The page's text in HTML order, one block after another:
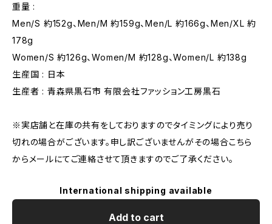
重量 :
Men/S 約152g、Men/M 約159g、Men/L 約166g、Men/XL 約
178g
Women/S 約126g、Women/M 約128g、Women/L 約138g
生産国 : 日本
生産者 : 青森県黒石市 有限会社ファッション工房黒石
※実店舗と在庫の共有をしておりますのでタイミングにより売り
切れの場合がございます。申し訳ございませんがその場合こちら
からメールにてご連絡させて頂きますのでご了承ください。
International shipping available
Add to cart